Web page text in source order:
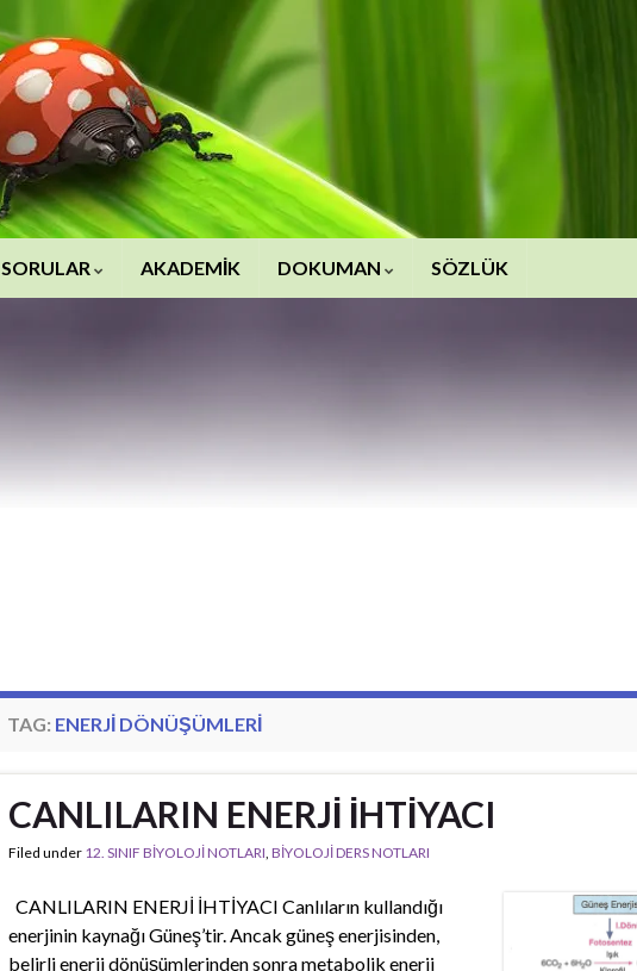
SORULAR AKADEMİK DOKUMAN SÖZLÜK
TAG: ENERJI DÖNÜŞÜMLERI
CANLILARIN ENERJİ İHTİYACI
Filed under 12. SINIF BİYOLOJİ NOTLARI, BİYOLOJİ DERS NOTLARI
CANLILARIN ENERJİ İHTİYACI Canlıların kullandığı
enerjinin kaynağı Güneş’tir. Ancak güneş enerjisinden,
belirli enerji dönüşümlerinden sonra metabolik enerji